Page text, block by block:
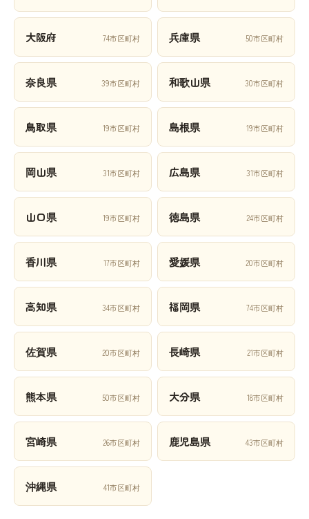
大阪府 74市区町村 兵庫県 50市区町村
奈良県 39市区町村 和歌山県 30市区町村
鳥取県 19市区町村 島根県 19市区町村
岡山県 31市区町村 広島県 31市区町村
山口県 19市区町村 徳島県 24市区町村
香川県 17市区町村 愛媛県 20市区町村
高知県 34市区町村 福岡県 74市区町村
佐賀県 20市区町村 長崎県 21市区町村
熊本県 50市区町村 大分県 18市区町村
宮崎県 26市区町村 鹿児島県 43市区町村
沖縄県 41市区町村